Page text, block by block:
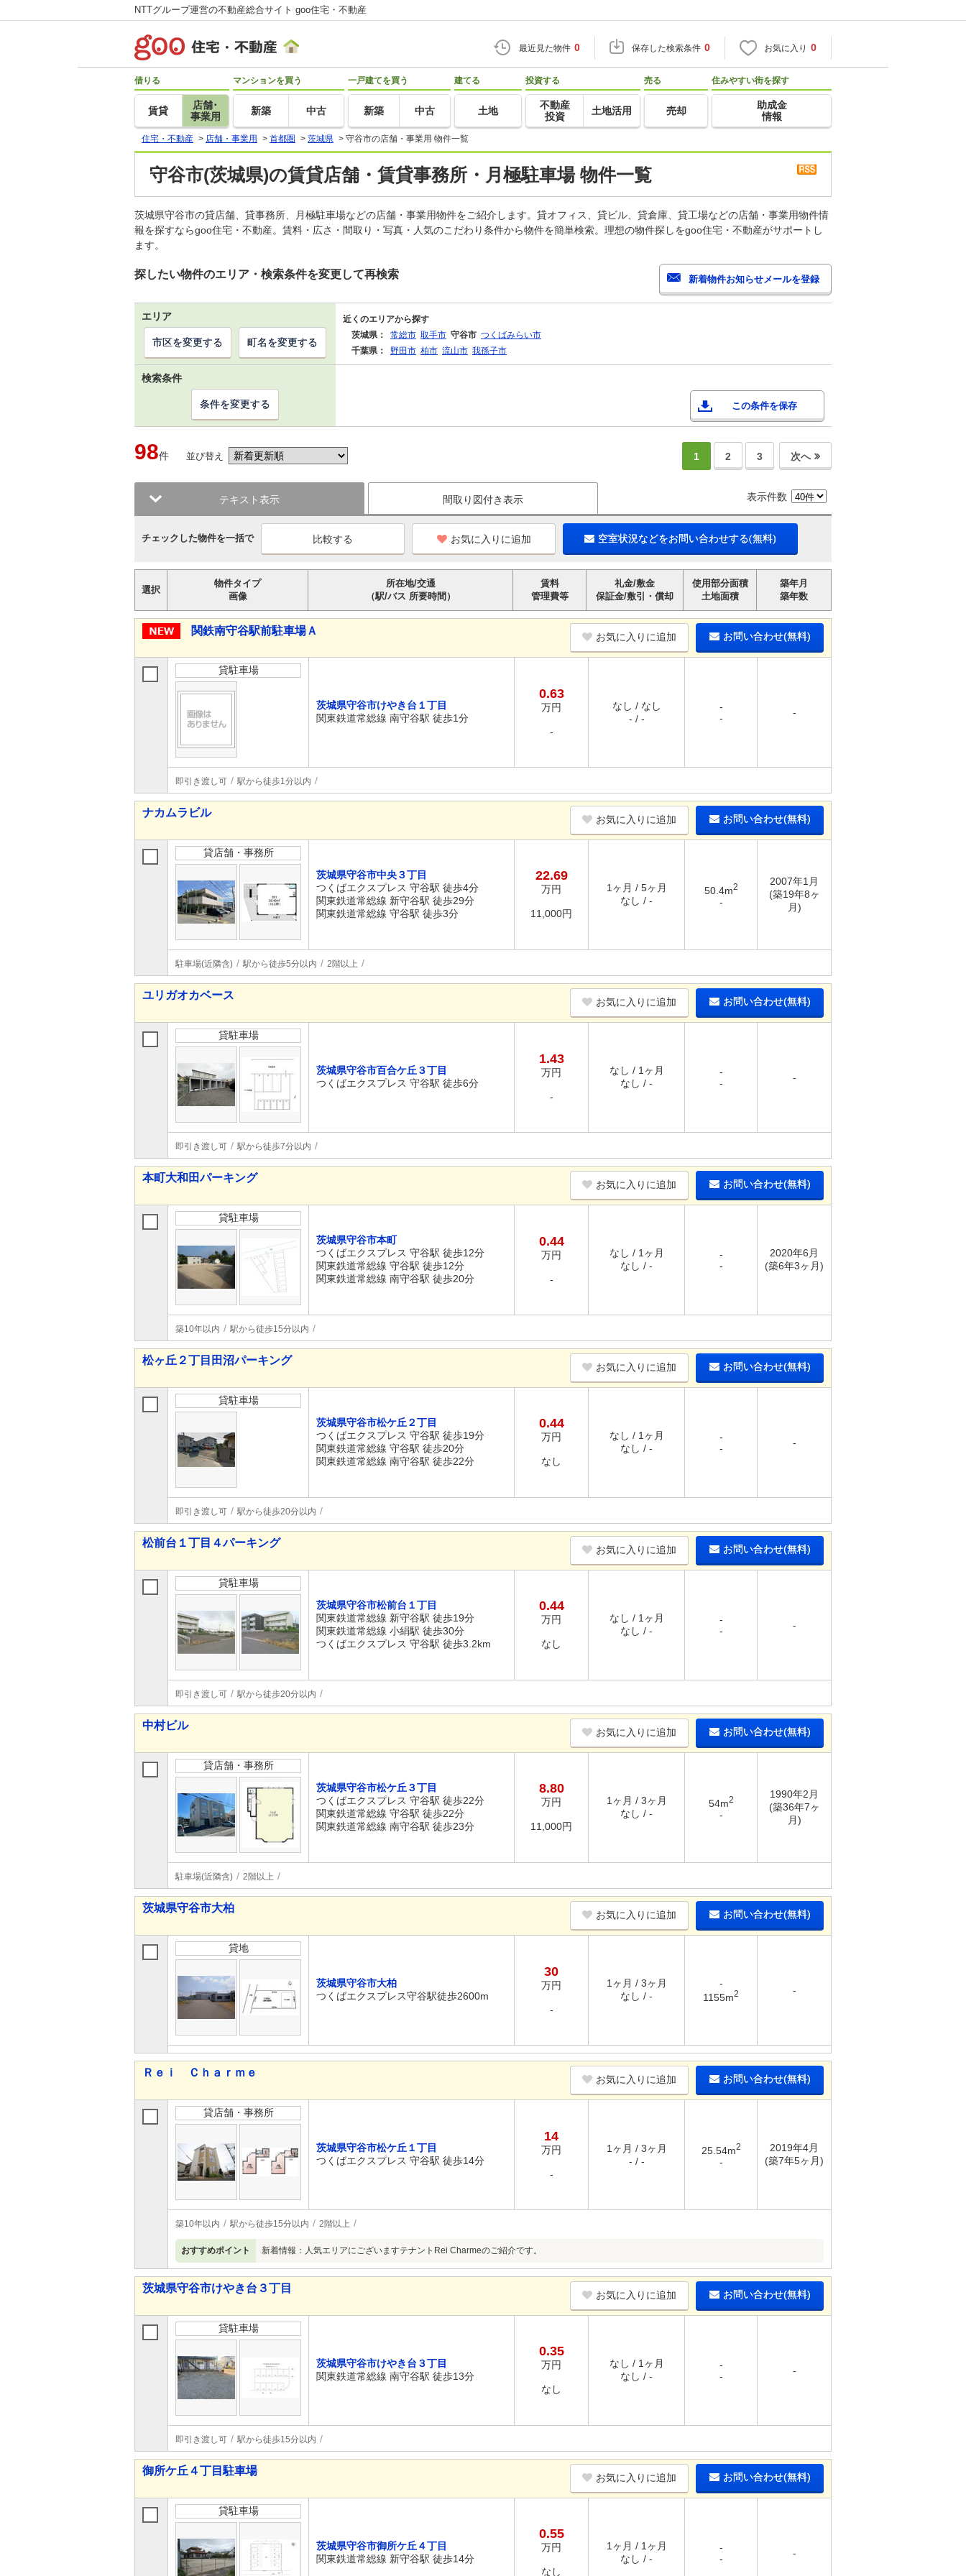
NTTグループ運営の不動産総合サイト goo住宅・不動産
最近見た物件 0 保存した検索条件 0 お気に入り 0
借りる
賃貸
店舗･
事業用
マンションを買う
新築 中古
一戸建てを買う
新築 中古
建てる
土地
投資する
不動産
投資
土地活用
売る
売却
住みやすい街を探す
助成金
情報
住宅・不動産 > 店舗・事業用 > 首都圏 > 茨城県 > 守谷市の店舗・事業用 物件一覧
守谷市(茨城県)の賃貸店舗・賃貸事務所・月極駐車場 物件一覧
茨城県守谷市の貸店舗、貸事務所、月極駐車場などの店舗・事業用物件をご紹介します。貸オフィス、貸ビル、貸倉庫、貸工場などの店舗・事業用物件情
報を探すならgoo住宅・不動産。賃料・広さ・間取り・写真・人気のこだわり条件から物件を簡単検索。理想の物件探しをgoo住宅・不動産がサポートし
ます。
探したい物件のエリア・検索条件を変更して再検索
エリア
近くのエリアから探す
茨城県：
常総市 取手市 守谷市 つくばみらい市
千葉県：
野田市 柏市 流山市 我孫子市
市区を変更する 町名を変更する
検索条件
この条件を保存
条件を変更する
98件 並び替え 1 2 3 次へ
テキスト表示 間取り図付き表示 表示件数
チェックした物件を一括で お気に入りに追加 空室状況などをお問い合わせする(無料)
選択
物件タイプ
画像
所在地/交通
（駅/バス 所要時間）
賃料
管理費等
礼金/敷金
保証金/敷引・償却
使用部分面積
土地面積
築年月
築年数
関鉄南守谷駅前駐車場Ａ お気に入りに追加 お問い合わせ(無料)
貸駐車場
茨城県守谷市けやき台１丁目
関東鉄道常総線 南守谷駅 徒歩1分
0.63
万円
-
なし / なし
- / -
-
-
-
即引き渡し可 駅から徒歩1分以内
ナカムラビル
お気に入りに追加 お問い合わせ(無料)
貸店舗・事務所
茨城県守谷市中央３丁目
つくばエクスプレス 守谷駅 徒歩4分
関東鉄道常総線 新守谷駅 徒歩29分
関東鉄道常総線 守谷駅 徒歩3分
22.69
万円
11,000円
1ヶ月 / 5ヶ月
なし / -
50.4m2
-
2007年1月
(築19年8ヶ
月)
駐車場(近隣含) 駅から徒歩5分以内 2階以上
ユリガオカベース
お気に入りに追加 お問い合わせ(無料)
貸駐車場
茨城県守谷市百合ケ丘３丁目
つくばエクスプレス 守谷駅 徒歩6分
1.43
万円
-
なし / 1ヶ月
なし / -
-
-
-
即引き渡し可 駅から徒歩7分以内
本町大和田パーキング
お気に入りに追加 お問い合わせ(無料)
貸駐車場
茨城県守谷市本町
つくばエクスプレス 守谷駅 徒歩12分
関東鉄道常総線 守谷駅 徒歩12分
関東鉄道常総線 南守谷駅 徒歩20分
0.44
万円
-
なし / 1ヶ月
なし / -
-
-
2020年6月
(築6年3ヶ月)
築10年以内 駅から徒歩15分以内
松ヶ丘２丁目田沼パーキング
お気に入りに追加 お問い合わせ(無料)
貸駐車場
茨城県守谷市松ケ丘２丁目
つくばエクスプレス 守谷駅 徒歩19分
関東鉄道常総線 守谷駅 徒歩20分
関東鉄道常総線 南守谷駅 徒歩22分
0.44
万円
なし
なし / 1ヶ月
なし / -
-
-
-
即引き渡し可 駅から徒歩20分以内
松前台１丁目４パーキング
お気に入りに追加 お問い合わせ(無料)
貸駐車場
茨城県守谷市松前台１丁目
関東鉄道常総線 新守谷駅 徒歩19分
関東鉄道常総線 小絹駅 徒歩30分
つくばエクスプレス 守谷駅 徒歩3.2km
0.44
万円
なし
なし / 1ヶ月
なし / -
-
-
-
即引き渡し可 駅から徒歩20分以内
中村ビル
お気に入りに追加 お問い合わせ(無料)
貸店舗・事務所
茨城県守谷市松ケ丘３丁目
つくばエクスプレス 守谷駅 徒歩22分
関東鉄道常総線 守谷駅 徒歩22分
関東鉄道常総線 南守谷駅 徒歩23分
8.80
万円
11,000円
1ヶ月 / 3ヶ月
なし / -
54m2
-
1990年2月
(築36年7ヶ
月)
駐車場(近隣含) 2階以上
茨城県守谷市大柏
お気に入りに追加 お問い合わせ(無料)
貸地
茨城県守谷市大柏
つくばエクスプレス守谷駅徒歩2600m
30
万円
-
1ヶ月 / 3ヶ月
なし / -
-
1155m2 -
Ｒｅｉ Ｃｈａｒｍｅ
お気に入りに追加 お問い合わせ(無料)
貸店舗・事務所
茨城県守谷市松ケ丘１丁目
つくばエクスプレス 守谷駅 徒歩14分
14
万円
-
1ヶ月 / 3ヶ月
- / -
25.54m2
-
2019年4月
(築7年5ヶ月)
築10年以内 駅から徒歩15分以内 2階以上
おすすめポイント 新着情報：人気エリアにございますテナントRei Charmeのご紹介です。
茨城県守谷市けやき台３丁目
お気に入りに追加 お問い合わせ(無料)
貸駐車場
茨城県守谷市けやき台３丁目
関東鉄道常総線 南守谷駅 徒歩13分
0.35
万円
なし
なし / 1ヶ月
なし / -
-
-
-
即引き渡し可 駅から徒歩15分以内
御所ケ丘４丁目駐車場
お気に入りに追加 お問い合わせ(無料)
貸駐車場
茨城県守谷市御所ケ丘４丁目
関東鉄道常総線 新守谷駅 徒歩14分
0.55
万円
なし
1ヶ月 / 1ヶ月
なし / -
-
-
-